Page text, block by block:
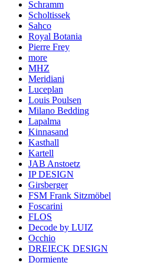
Schramm
Scholtissek
Sahco
Royal Botania
Pierre Frey
more
MHZ
Meridiani
Luceplan
Louis Poulsen
Milano Bedding
Lapalma
Kinnasand
Kasthall
Kartell
JAB Anstoetz
IP DESIGN
Girsberger
FSM Frank Sitzmöbel
Foscarini
FLOS
Decode by LUIZ
Occhio
DREIECK DESIGN
Dormiente